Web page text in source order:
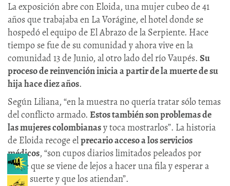
La exposición abre con Eloida, una mujer cubeo de 41
años que trabajaba en La Vorágine, el hotel donde se
hospedó el equipo de El Abrazo de la Serpiente. Hace
tiempo se fue de su comunidad y ahora vive en la
comunidad 13 de Junio, al otro lado del río Vaupés. Su
proceso de reinvención inicia a partir de la muerte de su
hija hace diez años.
Según Liliana, “en la muestra no quería tratar sólo temas
del conflicto armado. Estos también son problemas de
las mujeres colombianasy toca mostrarlos”. La historia
de Eloida recoge elprecario acceso a los servicios
médicos, “son cupos diarios limitados peleados por
gente que se viene de lejos a hacer una fila y esperar a
tener suerte y que los atiendan”.